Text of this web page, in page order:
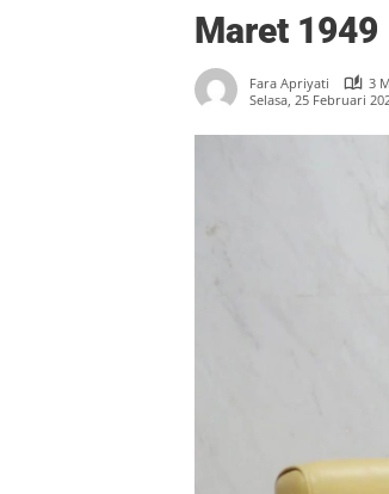
Maret 1949
Fara Apriyati
3
Selasa, 25 Februari